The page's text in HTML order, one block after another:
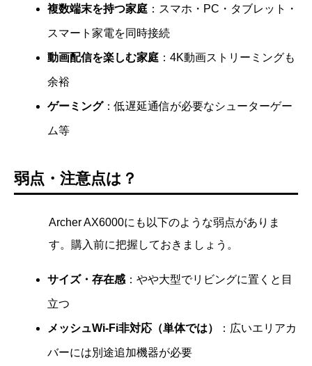
複数端末を持つ家庭 ：スマホ・PC・タブレット・
スマート家電を同時接続
動画配信を楽しむ家庭 ：4K動画ストリーミングも
余裕
ゲーミング：低遅延通信が必要なシューターゲー
ム等
弱点・注意点は？
Archer AX6000にも以下のような弱点がありま
す。購入前に把握しておきましょう。
サイズ・存在感：やや大型でリビングに置くと目
立つ
メッシュWi-Fi非対応（単体では） ：広いエリアカ
バーには別途追加機器が必要